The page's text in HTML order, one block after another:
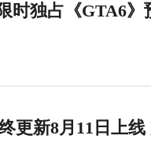
时独占《GTA6》
更新8月11日上